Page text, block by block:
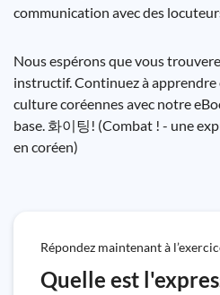
communication avec des
Nous espérons que vous
instructif. Continuez à apprendre
culture coréennes avec notre
base. 화이팅! (Combat ! - une
en coréen)
Répondez maintenant à
Quelle est